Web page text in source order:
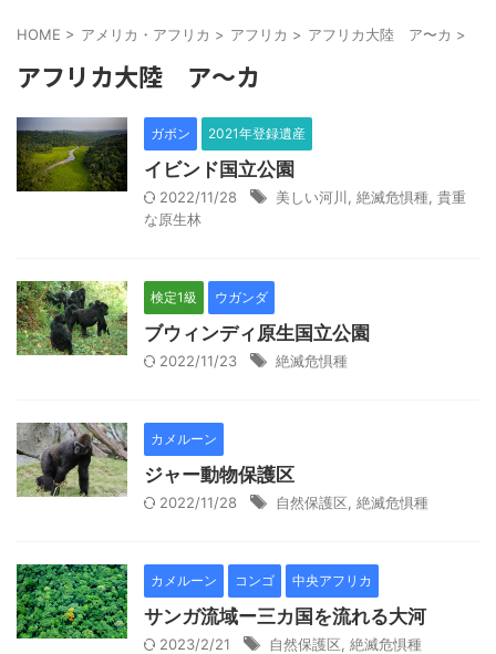
HOME > アメリカ・アフリカ > アフリカ > アフリカ大陸 ア〜カ >
アフリカ大陸 ア〜カ
ガボン 2021年登録遺産
イビンド国立公園
2022/11/28 美しい河川 絶滅危惧種 貴重
な原生林
検定1級 ウガンダ
ブウィンディ原生国立公園
2022/11/23 絶滅危惧種
カメルーン
ジャー動物保護区
2022/11/28 自然保護区 絶滅危惧種
カメルーン コンゴ 中央アフリカ
サンガ流域ー三カ国を流れる大河
2023/2/21 自然保護区 絶滅危惧種